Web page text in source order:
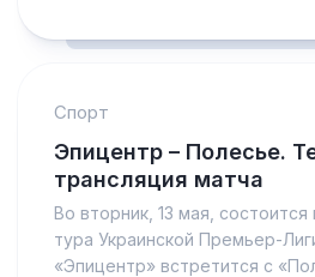
Спорт
Эпицентр – Полесье.
трансляция матча
Во вторник, 13 мая, состоится
тура Украинской Премьер-
«Эпицентр» встретится с